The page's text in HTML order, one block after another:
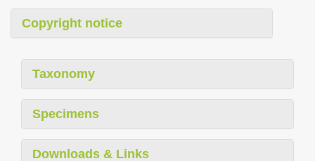
Copyright notice
Taxonomy
Specimens
Downloads & Links